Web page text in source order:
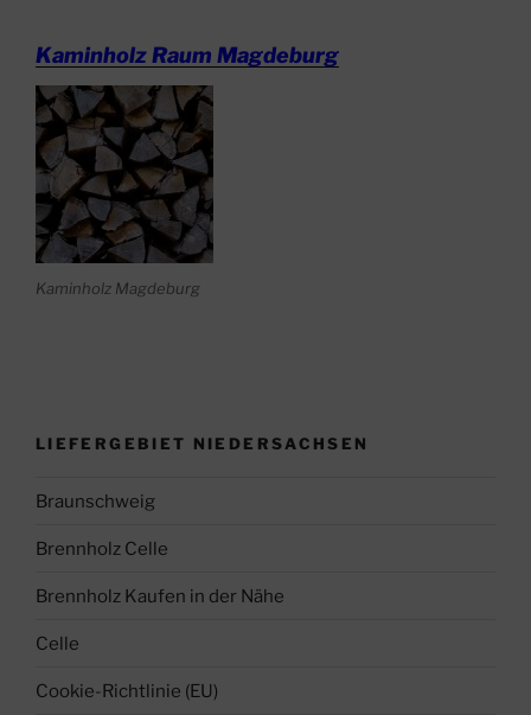
Kaminholz Raum Magdeburg
Kaminholz Magdeburg
LIEFERGEBIET NIEDERSACHSEN
Braunschweig
Brennholz Celle
Brennholz Kaufen in der Nähe
Celle
Cookie-Richtlinie (EU)